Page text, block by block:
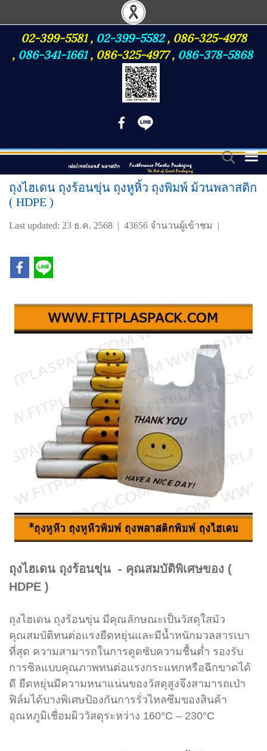
02-399-5581,02-399-5582, 086-325-4978
, 086-341-1661, 086-325-4977, 086-378-5868
ถุงไฮเดน ถุงร้อนขุ่น ถุงหูหิ้ว ถุงพิมพ์ ม้วนพลาสติก
( HDPE )
Last updated: 23 ธ.ค. 2568 | 43656 จำนวนผู้เข้าชม |
ถุงไฮเดน ถุงร้อนขุ่น - คุณสมบัติพิเศษของ (
HDPE )
ถุงไฮเดน ถุงร้อนขุ่น มีคุณลักษณะเป็นวัสดุใสมัว
คุณสมบัติทนต่อแรงยืดหยุ่นและมีน้ำหนักมวลสารเบา
ที่สุด ความสามารถในการดูดซับความชื้นต่ำ รองรับ
การซิลแบบคุณภาพทนต่อแรงกระแทกหรือฉีกขาดได้
ดี ยืดหยุ่นมีความหนาแน่นของวัสดุสูงจึงสามารถเป่า
ฟิล์มได้บางพิเศษป้องกันการรั่วไหลซึมของสินค้า
อุณหภูมิเชื่อมผิววัสดุระหว่าง 160°C – 230°C